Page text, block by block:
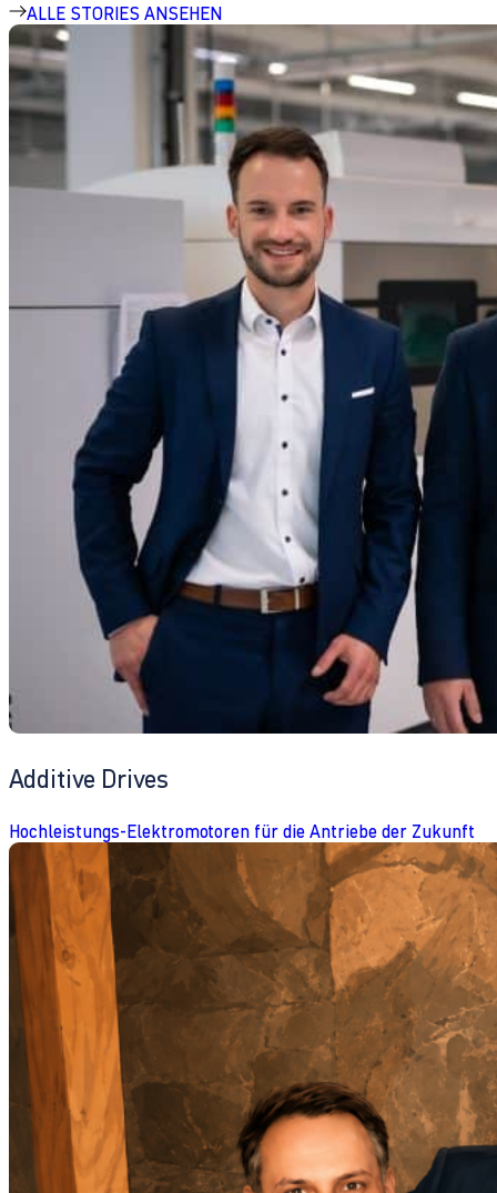
ALLE STORIES ANSEHEN
Additive Drives
Hochleistungs-Elektromotoren für die Antriebe der Zukunft